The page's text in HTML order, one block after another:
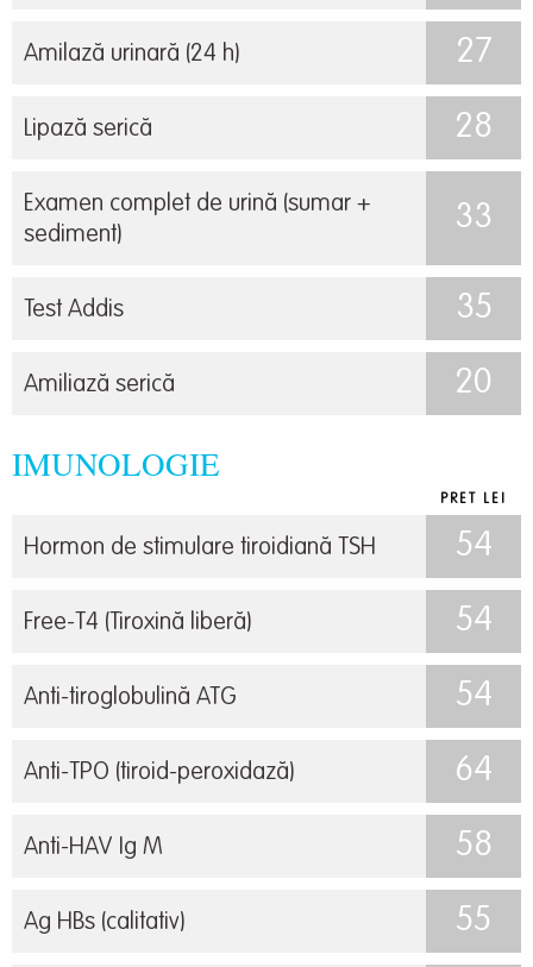
Amilază urinară (24 h) 27
Lipază serică 28
Examen complet de urină (sumar +
sediment)
33
Test Addis 35
Amiliază serică 20
IMUNOLOGIE
PRET LEI
Hormon de stimulare tiroidiană TSH 54
Free-T4 (Tiroxină liberă) 54
Anti-tiroglobulină ATG 54
Anti-TPO (tiroid-peroxidază) 64
Anti-HAV Ig M 58
Ag HBs (calitativ) 55